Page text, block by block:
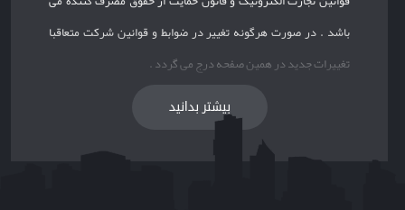
باشد . در صورت هرگونه تغییر در ضوابط و قوانین شرکت متعاقبا
تغییرات جدید در همین صفحه درج می گردد .
بیشتر بدانید